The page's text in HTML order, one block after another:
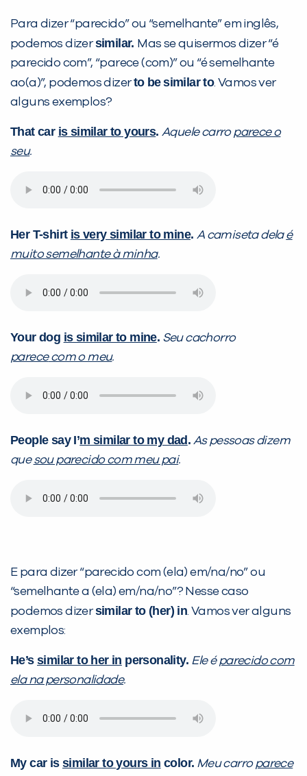
Para dizer “parecido” ou “semelhante” em inglês,
podemos dizersimilar. Mas se quisermos dizer “é
parecido com”, “parece (com)” ou “é semelhante
ao(a)”, podemos dizerto besimilar to. Vamos ver
alguns exemplos?
That car is similar to yours.Aquele carroparece o
seu.
Her T-shirt is very similar to mine. A camiseta delaé
muito semelhante à minha.
Your dog is similar to mine. Seu cachorro
parececom o meu.
People say I’m similar to my dad . As pessoas dizem
quesou parecido com meu pai.
E para dizer “parecido com (ela) em/na/no” ou
“semelhante a (ela) em/na/no”? Nesse caso
podemos dizersimilar to (her) in. Vamos ver alguns
exemplos:
He’s similar to her in personality. Ele éparecido com
ela na personalidade.
My car issimilar to yours in color. Meu carroparece
Você é aluno inFlux?
Sim Não